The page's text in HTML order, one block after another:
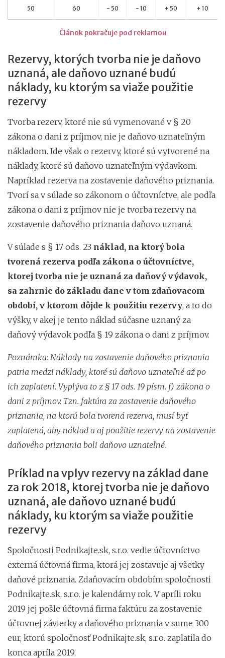
50 60 - 50 - 10 + 50 + 10
Článok pokračuje pod reklamou
Rezervy, ktorých tvorba nie je daňovo
uznaná, ale daňovo uznané budú
náklady, ku ktorým sa viaže použitie
rezervy
Tvorba rezerv, ktoré nie sú vymenované v § 20
zákona o dani z príjmov, nie je daňovo uznateľným
nákladom. Ide však o rezervy, ktoré sú vytvorené na
náklady, ktoré sú daňovo uznateľným výdavkom.
Napríklad rezerva na zostavenie daňového priznania.
Tvorí sa v súlade so zákonom o účtovníctve, ale podľa
zákona o dani z príjmov nie je tvorba rezervy na
zostavenie daňového priznania daňovo uznaná.
V súlade s § 17 ods. 23 náklad, na ktorý bola
tvorená rezerva podľa zákona o účtovníctve,
ktorej tvorba nie je uznaná za daňový výdavok,
sa zahrnie do základu dane v tom zdaňovacom
období, v ktorom dôjde k použitiu rezervy, a to do
výšky, v akej je tento náklad súčasne uznaný za
daňový výdavok podľa § 19 zákona o dani z príjmov.
Poznámka: Náklady na zostavenie daňového priznania
patria medzi náklady, ktoré sú daňovo uznateľné až po
ich zaplatení. Vyplýva to z § 17 ods. 19 písm. f) zákona o
dani z príjmov. Tzn. faktúra za zostavenie daňového
priznania, na ktorú bola tvorená rezerva, musí byť
zaplatená, aby náklad a aj použitie rezervy na zostavenie
daňového priznania boli daňovo uznateľné.
Príklad na vplyv rezervy na základ dane
za rok 2018, ktorej tvorba nie je daňovo
uznaná, ale daňovo uznané budú
náklady, ku ktorým sa viaže použitie
rezervy
Spoločnosti Podnikajte.sk, s.r.o. vedie účtovníctvo
externá účtovná firma, ktorá jej zostavuje aj všetky
daňové priznania. Zdaňovacím obdobím spoločnosti
Podnikajte.sk, s.r.o. je kalendárny rok. V apríli roku
2019 jej pošle účtovná firma faktúru za zostavenie
účtovnej závierky a daňového priznania v sume 300
eur, ktorú spoločnosť Podnikajte.sk, s.r.o. zaplatila do
konca apríla 2019.